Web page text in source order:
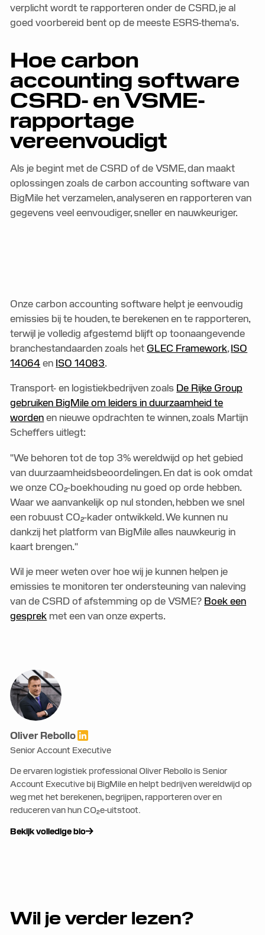
verplicht wordt te rapporteren onder de CSRD, je al
goed voorbereid bent op de meeste ESRS-thema's.
Hoe carbon
accounting software
CSRD- en VSME-
rapportage
vereenvoudigt
Als je begint met de CSRD of de VSME, dan maakt
oplossingen zoals de carbon accounting software van
BigMile het verzamelen, analyseren en rapporteren van
gegevens veel eenvoudiger, sneller en nauwkeuriger.
Onze carbon accounting software helpt je eenvoudig
emissies bij te houden, te berekenen en te rapporteren,
terwijl je volledig afgestemd blijft op toonaangevende
branchestandaarden zoals het GLEC Framework,ISO
14064en ISO 14083.
Transport- en logistiekbedrijven zoals De Rijke Group
gebruiken BigMile om leiders in duurzaamheid te
wordenen nieuwe opdrachten te winnen, zoals Martijn
Scheffers uitlegt:
"We behoren tot de top 3% wereldwijd op het gebied
van duurzaamheidsbeoordelingen. En dat is ook omdat
we onze CO₂-boekhouding nu goed op orde hebben.
Waar we aanvankelijk op nul stonden, hebben we snel
een robuust CO₂-kader ontwikkeld. We kunnen nu
dankzij het platform van BigMile alles nauwkeurig in
kaart brengen."
Wil je meer weten over hoe wij je kunnen helpen je
emissies te monitoren ter ondersteuning van naleving
van de CSRD of afstemming op de VSME? Boek een
gesprek met een van onze experts.
Oliver Rebollo
Senior Account Executive
De ervaren logistiek professional Oliver Rebollo is Senior
Account Executive bij BigMile en helpt bedrijven wereldwijd op
weg met het berekenen, begrijpen, rapporteren over en
reduceren van hun CO₂e-uitstoot.
Bekijk volledige bio
Wil je verder lezen?